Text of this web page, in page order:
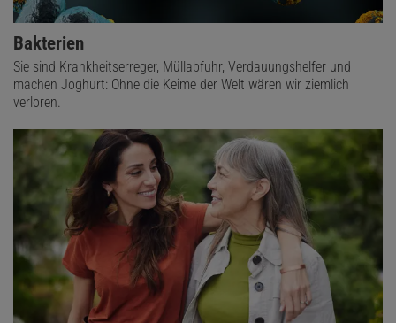
Bakterien
Sie sind Krankheitserreger, Müllabfuhr, Verdauungshelfer und
machen Joghurt: Ohne die Keime der Welt wären wir ziemlich
verloren.